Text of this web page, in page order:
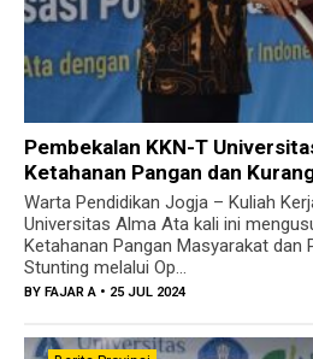
Pembekalan KKN-T
Ketahanan Pangan dan
Warta Pendidikan Jogja – Kuliah
Universitas Alma Ata kali ini
Ketahanan Pangan Masyarakat dan
Stunting melalui Op...
BY FAJAR A • 25 JUL 2024